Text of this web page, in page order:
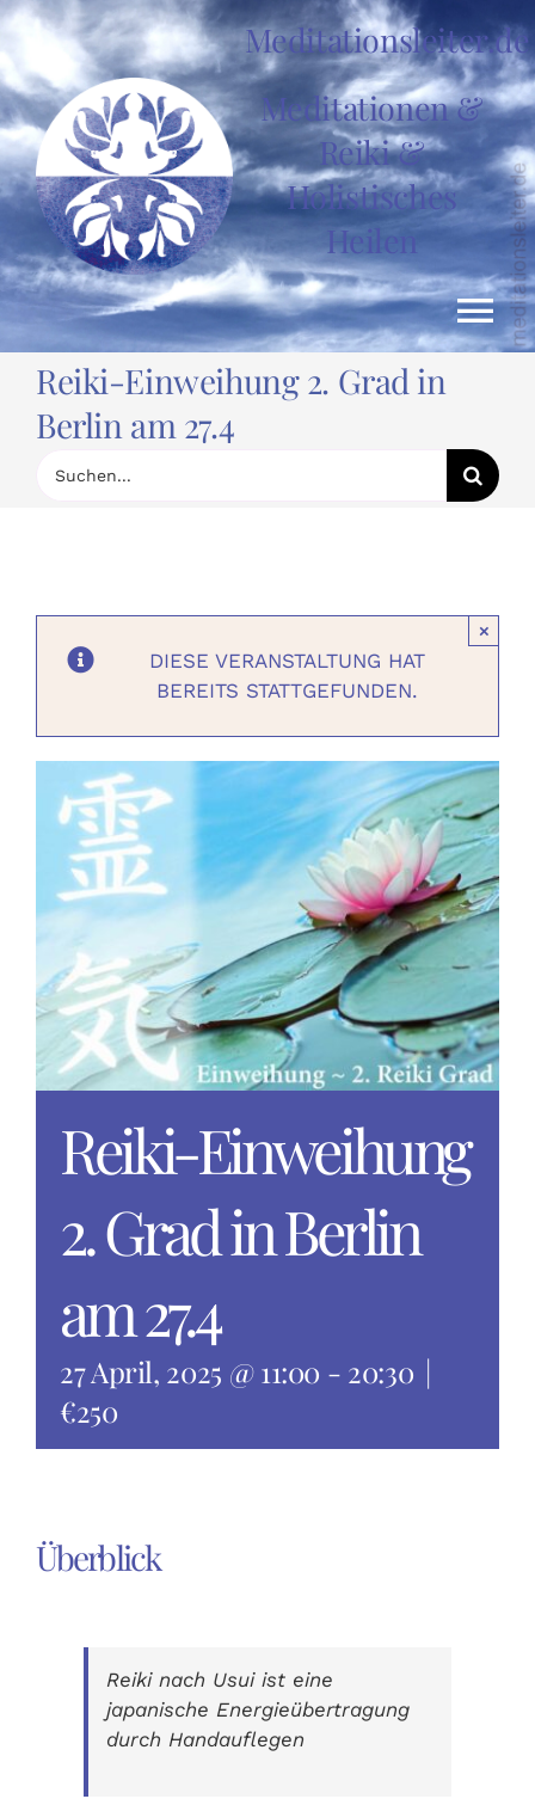
Zum
Inhalt
springen
Meditationsleiter.de
Meditationen &
Reiki &
Holistisches
Heilen
News
Events
Shop
About
Kontakt
Jetzt buchen
Reiki-Einweihung 2. Grad in
Berlin am 27.4
nach:
DIESE VERANSTALTUNG HAT
BEREITS STATTGEFUNDEN.
×
Reiki-Einweihung
2. Grad in Berlin
am 27.4
27 April, 2025 @ 11:00 - 20:30 |
€250
Überblick
Reiki nach Usui ist eine
japanische Energieübertragung
durch Handauflegen